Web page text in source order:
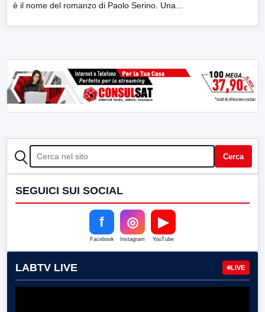
è il nome del romanzo di Paolo Serino. Una...
CERCA Cerca
SEGUICI SUI SOCIAL
f
Facebook
◎
Instagram
▶
YouTube
LABTV LIVE LIVE